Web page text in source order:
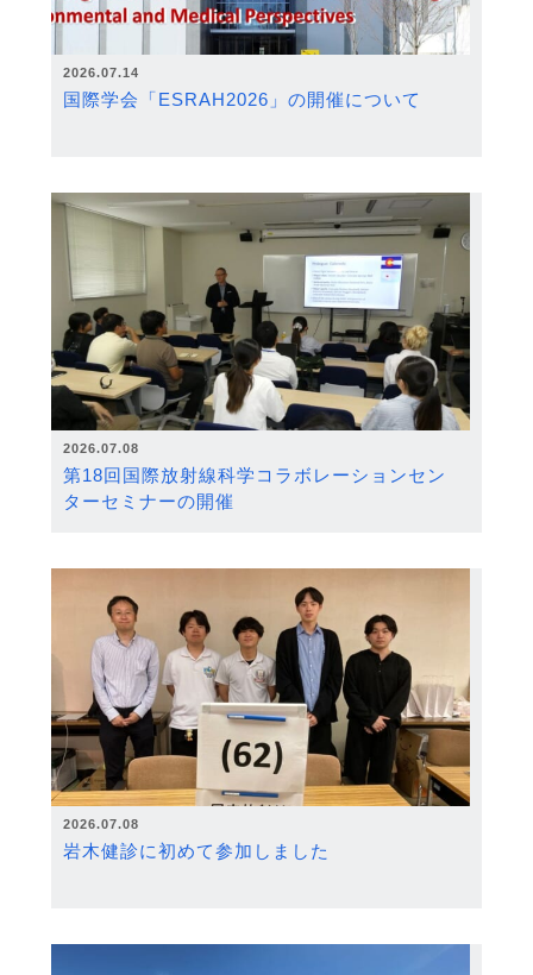
2026.07.14
国際学会「ESRAH2026」の開催について
2026.07.08
第18回国際放射線科学コラボレーションセン
ターセミナーの開催
2026.07.08
岩木健診に初めて参加しました